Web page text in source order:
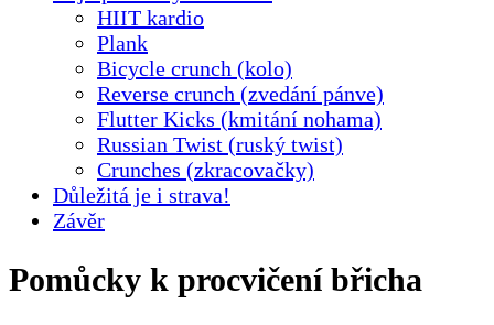
HIIT kardio
Plank
Bicycle crunch (kolo)
Reverse crunch (zvedání pánve)
Flutter Kicks (kmitání nohama)
Russian Twist (ruský twist)
Crunches (zkracovačky)
Důležitá je i strava!
Závěr
Pomůcky k procvičení břicha